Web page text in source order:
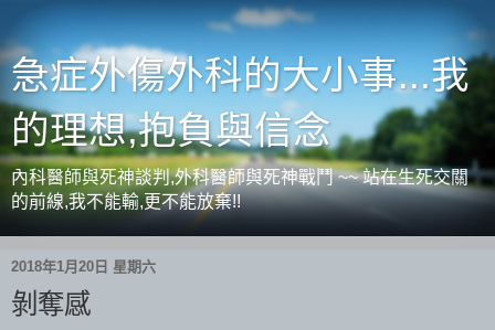
急症外傷外科的大小事...我
的理想,抱負與信念
內科醫師與死神談判,外科醫師與死神戰鬥 ~~ 站在生死交關
的前線,我不能輸,更不能放棄!!
2018年1月20日 星期六
剝奪感